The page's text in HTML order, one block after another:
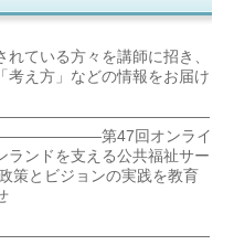
ている方々を講師に招き、
考え方」などの情報をお届け
第47回オンライ
ランドを支える公共福祉サー
策とビジョンの実践を教育